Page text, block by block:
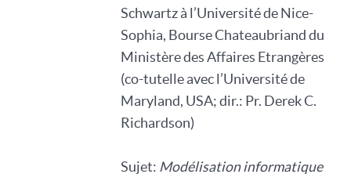
Schwartz à l’Université de Nice-
Sophia, Bourse Chateaubriand du
Ministère des Affaires Etrangères
(co-tutelle avec l’Université de
Maryland, USA; dir.: Pr. Derek C.
Richardson)
Sujet: Modélisation informatique